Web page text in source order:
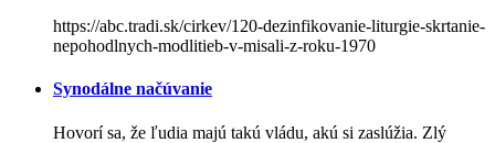
https://abc.tradi.sk/cirkev/120-dezinfikovanie-liturgie-skrtanie-
nepohodlnych-modlitieb-v-misali-z-roku-1970
Synodálne načúvanie
Hovorí sa, že ľudia majú takú vládu, akú si zaslúžia. Zlý